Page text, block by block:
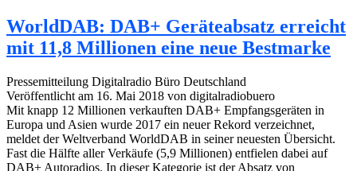
WorldDAB: DAB+ Geräteabsatz erreicht
mit 11,8 Millionen eine neue Bestmarke
Pressemitteilung Digitalradio Büro Deutschland
Veröffentlicht am 16. Mai 2018 von digitalradiobuero
Mit knapp 12 Millionen verkauften DAB+ Empfangsgeräten in
Europa und Asien wurde 2017 ein neuer Rekord verzeichnet,
meldet der Weltverband WorldDAB in seiner neuesten Übersicht.
Fast die Hälfte aller Verkäufe (5,9 Millionen) entfielen dabei auf
DAB+ Autoradios. In dieser Kategorie ist der Absatz von